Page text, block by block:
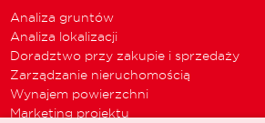
Analiza gruntów
Analiza lokalizacji
Doradztwo przy zakupie i sprzedaży
Zarządzanie nieruchomością
Wynajem powierzchni
Marketing projektu